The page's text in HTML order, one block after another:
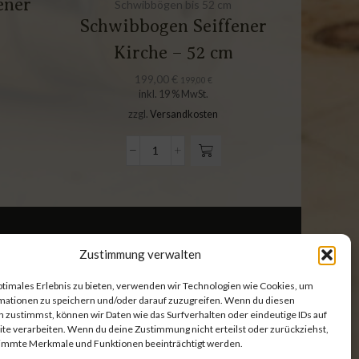
Zustimmung verwalten
Erlebnis zu bieten, verwenden wir Technologien wie Cookies, um
zu speichern und/oder darauf zuzugreifen. Wenn du diesen
zustimmst, können wir Daten wie das Surfverhalten oder eindeutige IDs auf
verarbeiten. Wenn du deine Zustimmung nicht erteilst oder zurückziehst,
Merkmale und Funktionen beeinträchtigt werden.
Schwibbögen bis 52 cm
Schwibbogen Seiffener
Kirche – 52 cm
199,00 € 199,00 €
inkl. 19 % MwSt.
zzgl.Versandkosten
Richtlinie (EU)